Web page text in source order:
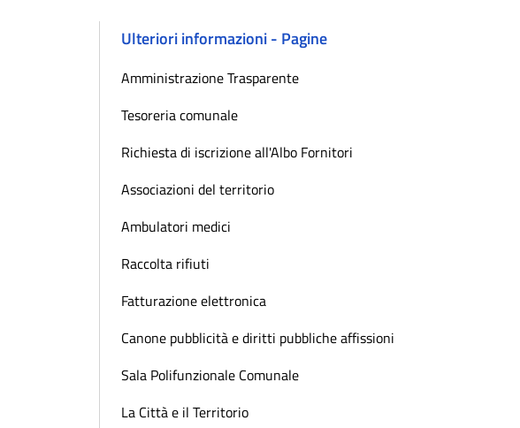
Ulteriori informazioni - Pagine
Amministrazione Trasparente
Tesoreria comunale
Richiesta di iscrizione all'Albo Fornitori
Associazioni del territorio
Ambulatori medici
Raccolta rifiuti
Fatturazione elettronica
Canone pubblicità e diritti pubbliche affissioni
Sala Polifunzionale Comunale
La Città e il Territorio